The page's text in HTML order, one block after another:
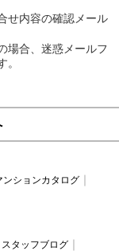
せ内容の確認メール
場合、迷惑メールフ
。
ンションカタログ
スタッフブログ